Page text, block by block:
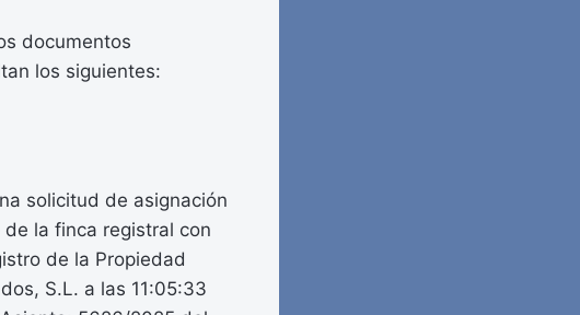
documentos
los siguientes:
solicitud de asignación
la finca registral con
de la Propiedad
S.L. a las 11:05:33